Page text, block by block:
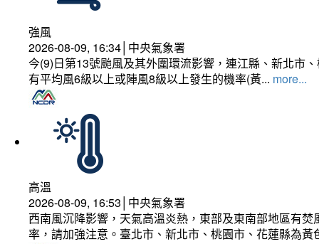
強風
2026-08-09, 16:34│中央氣象署
今(9)日第13號颱風及其外圍環流影響，連江縣、新北市
有平均風6級以上或陣風8級以上發生的機率(黃... more...
高溫
2026-08-09, 16:53│中央氣象署
西南風沉降影響，天氣高溫炎熱，東部及東南部地區有
率，請加強注意。臺北市、新北市、桃園市、花蓮縣為